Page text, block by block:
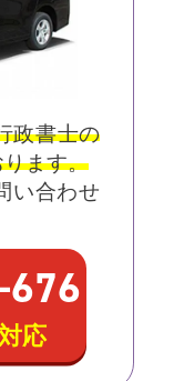
政書士の
ます。
い合わせ
-676
応